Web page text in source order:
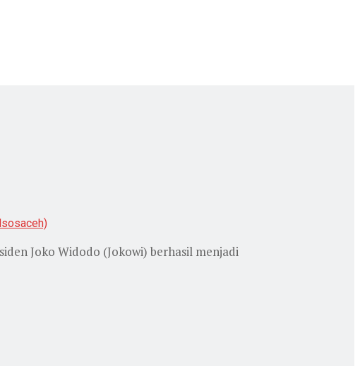
Joko Widodo (Jokowi) berhasil menjadi